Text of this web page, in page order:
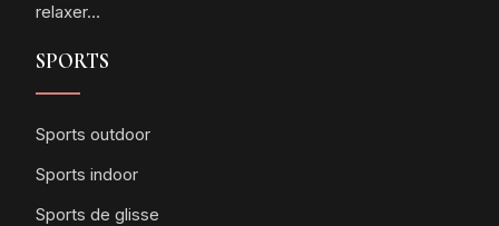
relaxer…
SPORTS
Sports outdoor
Sports indoor
Sports de glisse